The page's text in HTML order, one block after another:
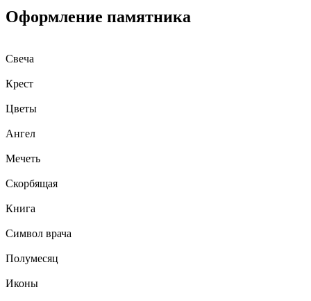
Оформление памятника
Свеча
Крест
Цветы
Ангел
Мечеть
Скорбящая
Книга
Символ врача
Полумесяц
Иконы